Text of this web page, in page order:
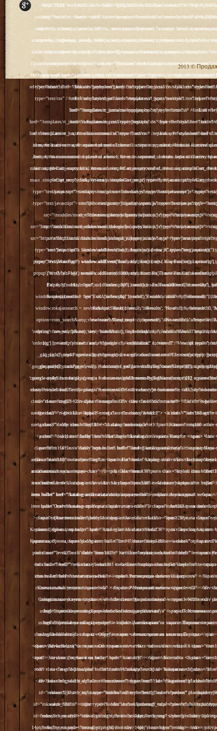
<!DOCTYPE html PUBLIC "-//W3C//DTD XHTML 1.0 Transitional//EN" "http://www.w3.org/TR/xhtml1/DTD/xhtml1-transitional.dtd"> <html xmlns="http://www.w3.org/1999/xhtml" xml:lang="ru-ru" lang="ru-ru" > <head> <meta name="google-site-verification" content="4vFPaFr8_T0N5uYcY4vh3M1DtIkbIJH6yDV7_NDqfJc" /> <base href="http://antik.1kzn.ru/" /> <meta http-equiv="content-type" content="text/html; charset=utf-8" /> <meta name="keywords" content="каталог антиквариат, часы продажа, старинные часы, напольные часы, настенные часы, каминные часы, мебель, старинные люстры, картины, торшеры, резьба, мебель, коллекционирование, чугунное литьё, предметы старины, реставрация, интерьер, модерн, классицизм, кресло, диван, мозаика, гарнитур, дуб, зеркало, светильник, канделябр, шифоньер, шкаф, буфет, комод, сундук, букинист, жирандоль, бронза" /> <meta name="rights" content="Продажа антиквариата http://antik.1kzn.ru" /> <meta name="author" content="Super User" /> <meta name="description" content="Продажа антиквариата, каталог антиквариата." /> <meta name="generator" content="Joomla! - Open Source Content Management" /> <title>Каталог антиквариата - Продажа антиквариата </title> <link rel="stylesheet" href="/plugins/system/rokbox/assets/styles/rokbox.css" type="text/css" /> <link rel="stylesheet" href="/libraries/gantry/css/grid-12.css" type="text/css" /> <link rel="stylesheet" href="/libraries/gantry/css/gantry.css" type="text/css" /> <link rel="stylesheet" href="/libraries/gantry/css/joomla.css" type="text/css" /> <link rel="stylesheet" href="/templates/rt_juxta/css/joomla.css" type="text/css" /> <link rel="stylesheet" href="/templates/rt_juxta/css/style1.css" type="text/css" /> <link rel="stylesheet" href="/templates/rt_juxta/css/demo-styles.css" type="text/css" /> <link rel="stylesheet" href="/templates/rt_juxta/css/template.css" type="text/css" /> <link rel="stylesheet" href="/templates/rt_juxta/css/template-firefox.css" type="text/css" /> <link rel="stylesheet" href="/templates/rt_juxta/css/typography.css" type="text/css" /> <link rel="stylesheet" href="/templates/rt_juxta/css/backgrounds.css" type="text/css" /> <link rel="stylesheet" href="/templates/rt_juxta/css/fusionmenu.css" type="text/css" /> <link rel="stylesheet" href="/modules/mod_roknewspager/themes/light/roknewspager.css" type="text/css" /> <style type="text/css"> #rt-main-surround ul.menu li.active > a, #rt-main-surround ul.menu li.active > .separator, #rt-main-surround ul.menu li.active > .item, #rt-main-surround .square4 ul.menu li:hover > a, #rt-main-surround .square4 ul.menu li:hover > .item, #rt-main-surround .square4 ul.menu li:hover > .separator, .roktabs-links ul li.active span, .menutop li:hover > .item, .menutop li.f-menuparent-itemfocus .item, .menutop li.active > .item {color:#660000;} a, .button, #rt-main-surround ul.menu a:hover, #rt-main-surround ul.menu .separator:hover, #rt-main-surround ul.menu .item:hover, .title1 .module-title .title, #rt-main .item_add:link, #rt-main .item_add:visited, #rt-main .simpleCart_empty:link, #rt-main .simpleCart_empty:visited, #rt-main .simpleCart_checkout:link, #rt-main .simpleCart_checkout:visited {color:#660000;} body #rt-logo {width:400px;height:200px;} </style> <script src="/media/system/js/mootools-core.js" type="text/javascript"></script> <script src="/media/system/js/core.js" type="text/javascript"></script> <script src="/media/
2013 ©